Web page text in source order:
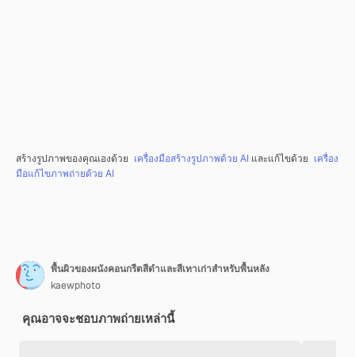
สร้างรูปภาพของคุณเองด้วย เครื่องมือสร้างรูปภาพด้วย AI และแก้ไขด้วย เครื่อง
มือแก้ไขภาพถ่ายด้วย AI
พื้นผิวของผนังคอนกรีตสีดำและสีเทาเก่าสำหรับพื้นหลัง
kaewphoto
คุณอาจจะชอบภาพถ่ายเหล่านี้